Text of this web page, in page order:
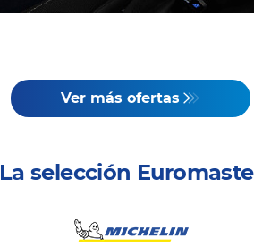
Ver más ofertas
La selección